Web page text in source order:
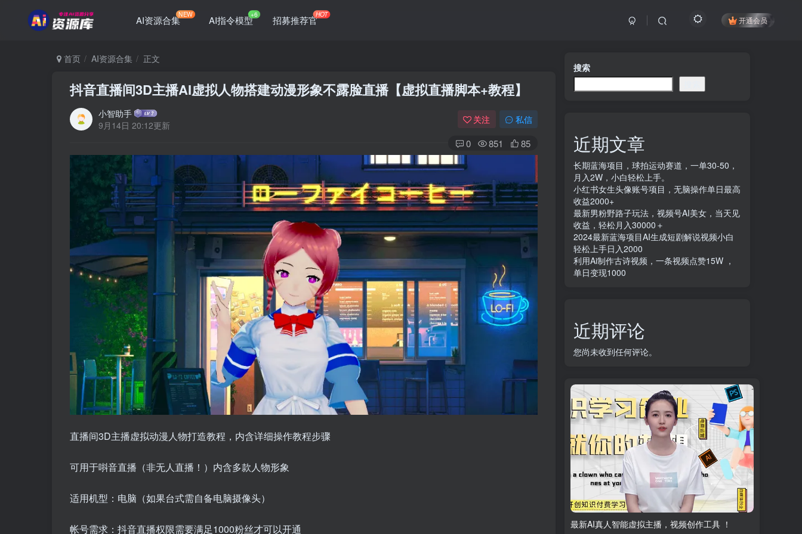
AI资源合集NEW AI指令模型+6 招募推荐官HOT
开通会员
首页 AI资源合集 正文
抖音直播间3D主播AI虚拟人物搭建动漫形象不露脸直播【虚拟直播脚本+教程】
小智助手
9月14日 20:12更新
关注 私信
0 851 85
直播间3D主播虚拟动漫人物打造教程，内含详细操作教程步骤
可用于唞音直播（非无人直播！）内含多款人物形象
适用机型：电脑（如果台式需自备电脑摄像头）
帐号需求：抖音直播权限需要满足1000粉丝才可以开通
搜索
近期文章
长期蓝海项目，球拍运动赛道，一单30-50，
月入2W，小白轻松上手。
小红书女生头像账号项目，无脑操作单日最高
收益2000+
最新男粉野路子玩法，视频号AI美女，当天见
收益，轻松月入30000＋
2024最新蓝海项目AI生成短剧解说视频小白
轻松上手日入2000
利用Ai制作古诗视频，一条视频点赞15W ，
单日变现1000
近期评论
您尚未收到任何评论。
最新AI真人智能虚拟主播，视频创作工具 ！